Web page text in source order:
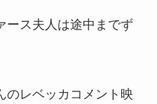
ース夫人は途中までず
のレベッカコメント映